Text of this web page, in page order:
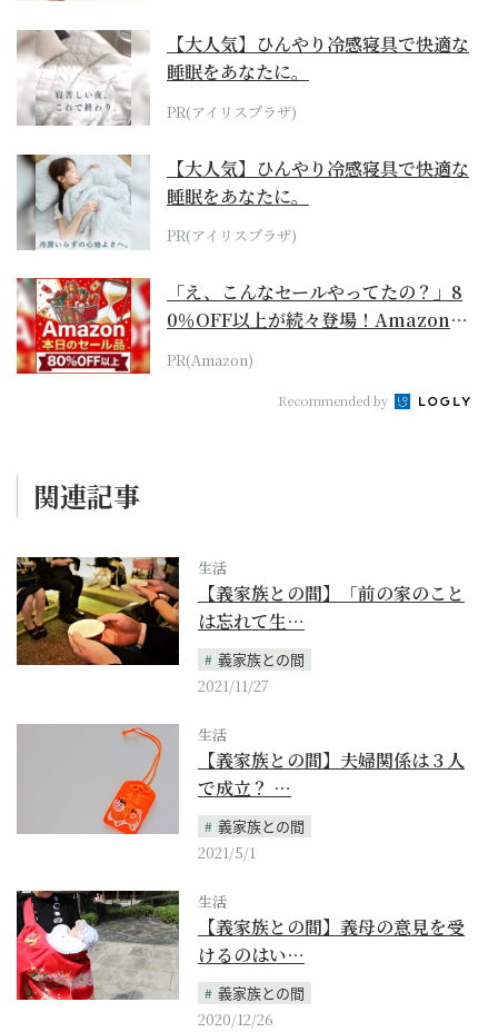
【大人気】ひんやり冷感寝具で快適な
睡眠をあなたに。
PR(アイリスプラザ)
【大人気】ひんやり冷感寝具で快適な
睡眠をあなたに。
PR(アイリスプラザ)
「え、こんなセールやってたの？」8
0％OFF以上が続々登場！Amazonの
本気が...
PR(Amazon)
Recommended by
関連記事
生活
【義家族との間】「前の家のこと
は忘れて生…
義家族との間
2021/11/27
生活
【義家族との間】夫婦関係は３人
で成立？ …
義家族との間
2021/5/1
生活
【義家族との間】義母の意見を受
けるのはい…
義家族との間
2020/12/26